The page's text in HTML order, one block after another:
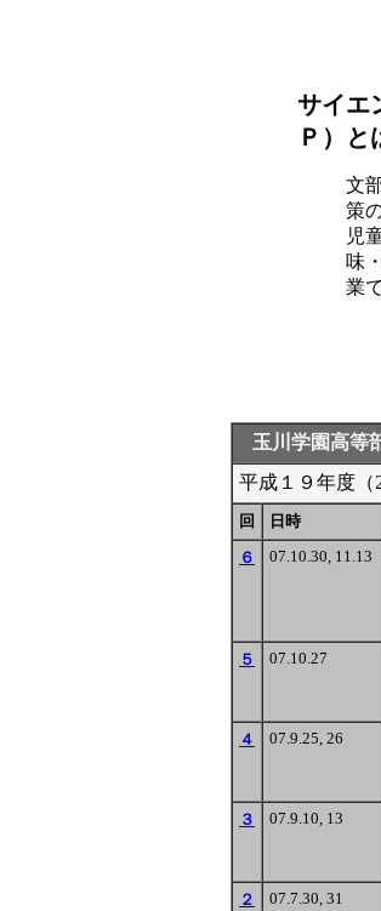
サイエ
Ｐ）と
文
策
児
味
業
玉川学園高等
平成１９年度（
回 日時
６
07.10.30, 11.13
５ 07.10.27
４
07.9.25, 26
３ 07.9.10, 13
２ 07.7.30, 31